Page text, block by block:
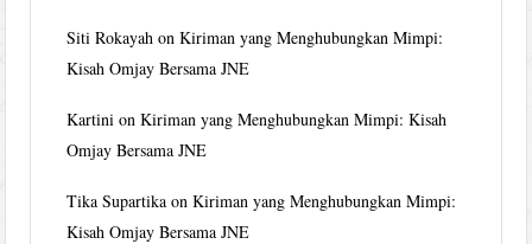
Siti Rokayah onKiriman yang Menghubungkan Mimpi:
Kisah Omjay Bersama JNE
Kartini onKiriman yang Menghubungkan Mimpi: Kisah
Omjay Bersama JNE
Tika Supartika onKiriman yang Menghubungkan Mimpi:
Kisah Omjay Bersama JNE